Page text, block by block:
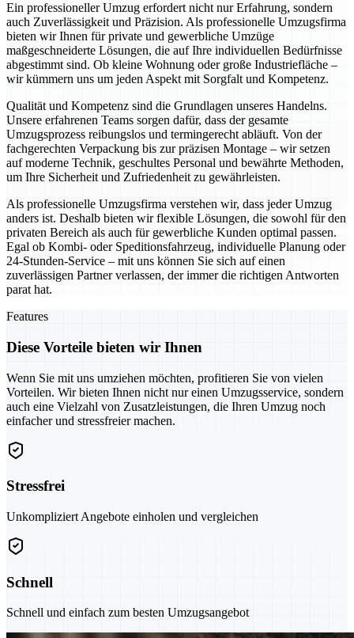
Ein professioneller Umzug erfordert nicht nur Erfahrung, sondern
auch Zuverlässigkeit und Präzision. Als professionelle Umzugsfirma
bieten wir Ihnen für private und gewerbliche Umzüge
maßgeschneiderte Lösungen, die auf Ihre individuellen Bedürfnisse
abgestimmt sind. Ob kleine Wohnung oder große Industriefläche –
wir kümmern uns um jeden Aspekt mit Sorgfalt und Kompetenz.
Qualität und Kompetenz sind die Grundlagen unseres Handelns.
Unsere erfahrenen Teams sorgen dafür, dass der gesamte
Umzugsprozess reibungslos und termingerecht abläuft. Von der
fachgerechten Verpackung bis zur präzisen Montage – wir setzen
auf moderne Technik, geschultes Personal und bewährte Methoden,
um Ihre Sicherheit und Zufriedenheit zu gewährleisten.
Als professionelle Umzugsfirma verstehen wir, dass jeder Umzug
anders ist. Deshalb bieten wir flexible Lösungen, die sowohl für den
privaten Bereich als auch für gewerbliche Kunden optimal passen.
Egal ob Kombi- oder Speditionsfahrzeug, individuelle Planung oder
24-Stunden-Service – mit uns können Sie sich auf einen
zuverlässigen Partner verlassen, der immer die richtigen Antworten
parat hat.
Features
Diese Vorteile bieten wir Ihnen
Wenn Sie mit uns umziehen möchten, profitieren Sie von vielen
Vorteilen. Wir bieten Ihnen nicht nur einen Umzugsservice, sondern
auch eine Vielzahl von Zusatzleistungen, die Ihren Umzug noch
einfacher und stressfreier machen.
Stressfrei
Unkompliziert Angebote einholen und vergleichen
Schnell
Schnell und einfach zum besten Umzugsangebot